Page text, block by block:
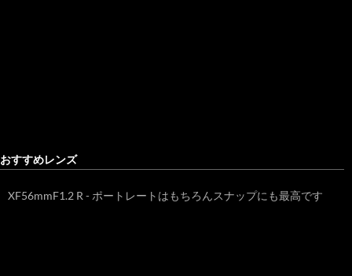
おすすめレンズ
XF56mmF1.2 R - ポートレートはもちろんスナップにも最高です